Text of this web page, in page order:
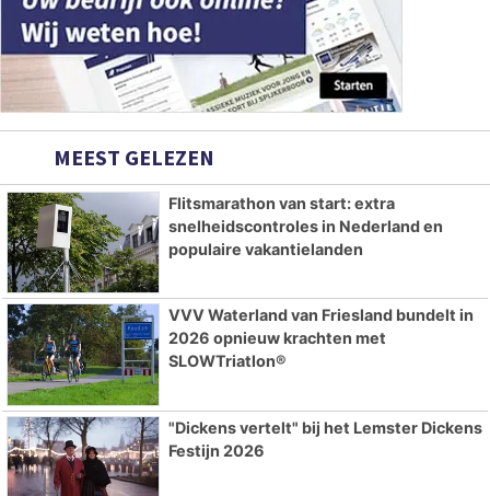
MEEST GELEZEN
Flitsmarathon van start: extra
snelheidscontroles in Nederland en
populaire vakantielanden
VVV Waterland van Friesland bundelt in
2026 opnieuw krachten met
SLOWTriatlon®
"Dickens vertelt" bij het Lemster Dickens
Festijn 2026